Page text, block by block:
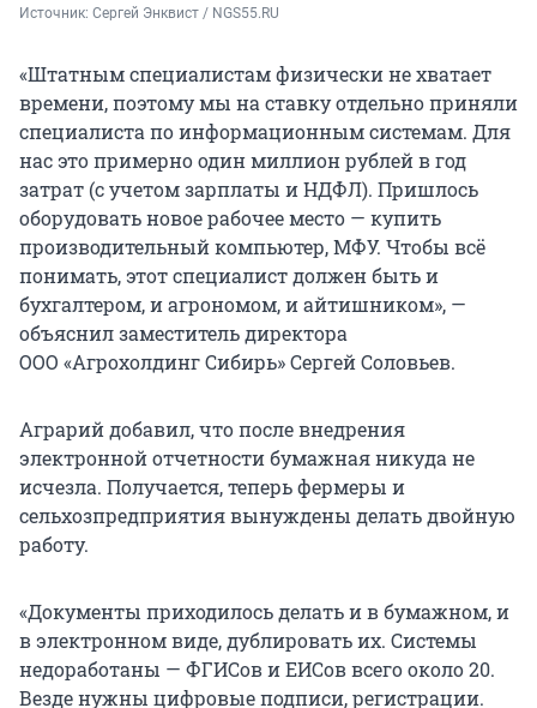
Источник: Сергей Энквист / NGS55.RU
«Штатным специалистам физически не хватает
времени, поэтому мы на ставку отдельно приняли
специалиста по информационным системам. Для
нас это примерно один миллион рублей в год
затрат (с учетом зарплаты и НДФЛ). Пришлось
оборудовать новое рабочее место — купить
производительный компьютер, МФУ. Чтобы всё
понимать, этот специалист должен быть и
бухгалтером, и агрономом, и айтишником», —
объяснил заместитель директора
ООО «Агрохолдинг Сибирь» Сергей Соловьев.
Аграрий добавил, что после внедрения
электронной отчетности бумажная никуда не
исчезла. Получается, теперь фермеры и
сельхозпредприятия вынуждены делать двойную
работу.
«Документы приходилось делать и в бумажном, и
в электронном виде, дублировать их. Системы
недоработаны — ФГИСов и ЕИСов всего около 20.
Везде нужны цифровые подписи, регистрации.